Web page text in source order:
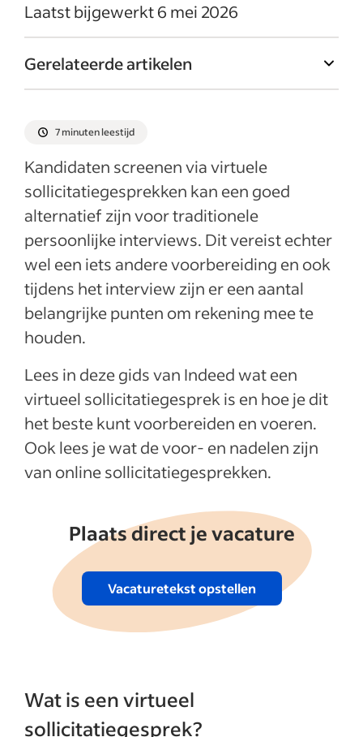
Laatst bijgewerkt 6 mei 2026
Gerelateerde artikelen
7 minuten leestijd
Kandidaten screenen via virtuele
sollicitatiegesprekken kan een goed
alternatief zijn voor traditionele
persoonlijke interviews. Dit vereist echter
wel een iets andere voorbereiding en ook
tijdens het interview zijn er een aantal
belangrijke punten om rekening mee te
houden.
Lees in deze gids van Indeed wat een
virtueel sollicitatiegesprek is en hoe je dit
het beste kunt voorbereiden en voeren.
Ook lees je wat de voor- en nadelen zijn
van online sollicitatiegesprekken.
Plaats direct je vacature
Vacaturetekst opstellen
Wat is een virtueel
sollicitatiegesprek?